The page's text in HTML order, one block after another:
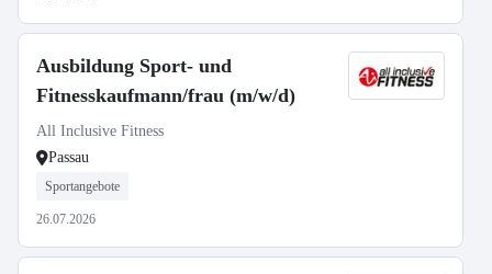
Ausbildung Sport- und
Fitnesskaufmann/frau (m/w/d)
All Inclusive Fitness
Passau
Sportangebote
26.07.2026